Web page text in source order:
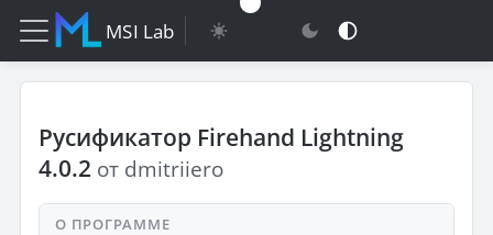
MSI Lab
Русификатор Firehand Lightning
4.0.2 от dmitriiero
О ПРОГРАММЕ